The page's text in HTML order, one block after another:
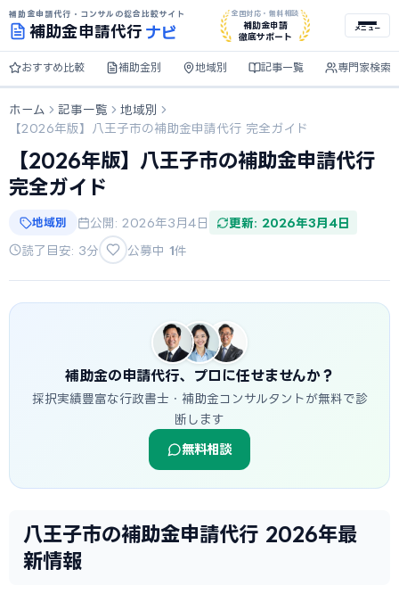
補助金申請代行・コンサルの総合比較サイト
補助金申請代行 ナビ
全国対応・無料相談
補助金申請
徹底サポート
メニュー
おすすめ比較 補助金別 地域別 記事一覧 専門家検索
ホーム 記事一覧
地域別
【2026年版】八王子市の補助金申請代行 完全ガイド
【2026年版】八王子市の補助金申請代行
完全ガイド
地域別 公開: 2026年3月4日 更新: 2026年3月4日
読了目安: 3分 公募中 1件
補助金の申請代行、プロに任せませんか？
採択実績豊富な行政書士・補助金コンサルタントが無料で診
断します
無料相談
八王子市の補助金申請代行 2026年最
新情報